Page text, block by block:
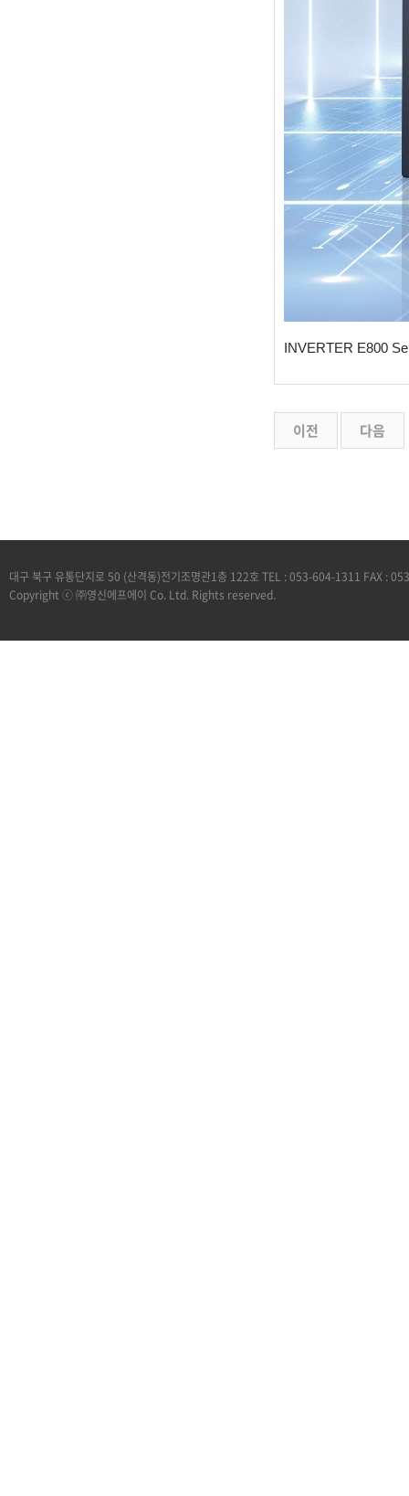
INVERTER E800
이전 다음
대구 북구 유통단지로 50 (산격동)전기조명관1층 122호 TEL : 053-604-1311 FAX :
Copyright ⓒ ㈜영신에프에이 Co. Ltd. Rights reserved.